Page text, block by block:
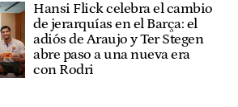
Hansi Flick celebra el cambio
de jerarquías en el Barça: el
adiós de Araujo y Ter Stegen
abre paso a una nueva era
con Rodri